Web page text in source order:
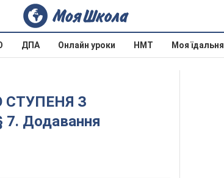
ДПА Онлайн уроки НМТ Моя їдальня
Додавання